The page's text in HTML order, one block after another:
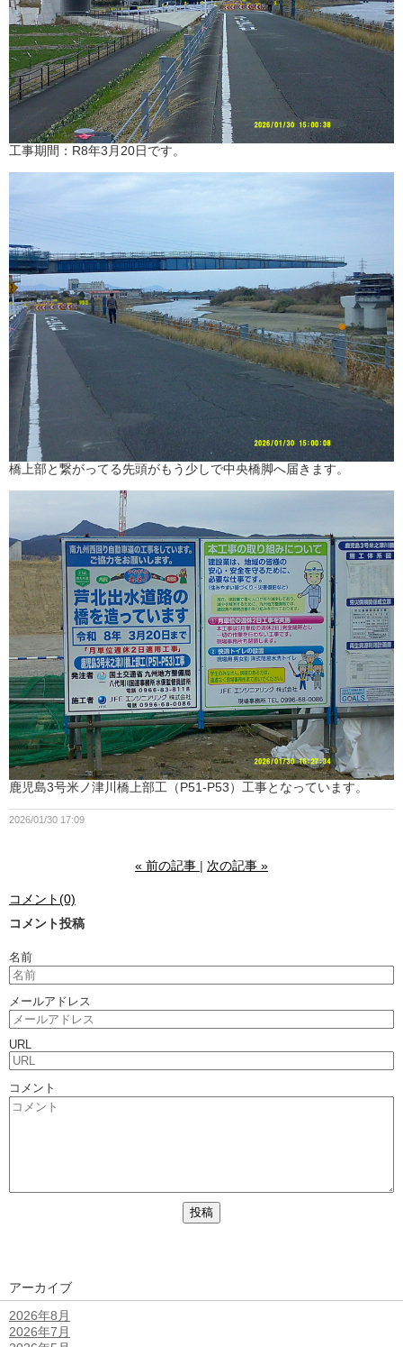
工事期間：R8年3月20日です。
橋上部と繋がってる先頭がもう少しで中央橋脚へ届きます。
鹿児島3号米ノ津川橋上部工（P51-P53）工事となっています。
2026/01/30 17:09
« 前の記事 次の記事 »
コメント(0)
コメント投稿
名前
メールアドレス
URL
コメント
アーカイブ
2026年8月
2026年7月